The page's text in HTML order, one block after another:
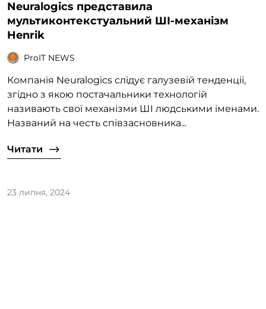
Neuralogics представила
мультиконтекстуальний ШІ-механізм
Henrik
ProIT NEWS
Компанія Neuralogics слідує галузевій тенденції,
згідно з якою постачальники технологій
називають свої механізми ШІ людськими іменами.
Названий на честь співзасновника...
Читати
23 липня, 2024